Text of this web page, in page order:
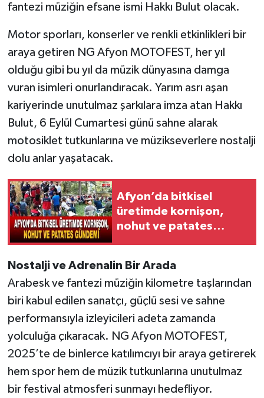
fantezi müziğin efsane ismi Hakkı Bulut olacak.
Motor sporları, konserler ve renkli etkinlikleri bir
araya getiren NG Afyon MOTOFEST, her yıl
olduğu gibi bu yıl da müzik dünyasına damga
vuran isimleri onurlandıracak. Yarım asrı aşan
kariyerinde unutulmaz şarkılara imza atan Hakkı
Bulut, 6 Eylül Cumartesi günü sahne alarak
motosiklet tutkunlarına ve müzikseverlere nostalji
dolu anlar yaşatacak.
Afyon’da bitkisel
üretimde kornişon,
nohut ve patates
Nostalji ve Adrenalin Bir Arada
Arabesk ve fantezi müziğin kilometre taşlarından
biri kabul edilen sanatçı, güçlü sesi ve sahne
performansıyla izleyicileri adeta zamanda
yolculuğa çıkaracak. NG Afyon MOTOFEST,
2025’te de binlerce katılımcıyı bir araya getirerek
hem spor hem de müzik tutkunlarına unutulmaz
bir festival atmosferi sunmayı hedefliyor.